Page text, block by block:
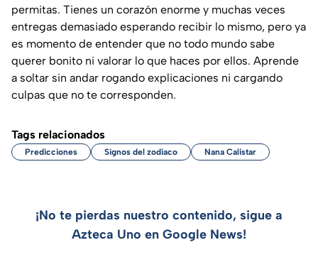
permitas. Tienes un corazón enorme y muchas veces
entregas demasiado esperando recibir lo mismo, pero ya
es momento de entender que no todo mundo sabe
querer bonito ni valorar lo que haces por ellos. Aprende
a soltar sin andar rogando explicaciones ni cargando
culpas que no te corresponden.
Tags relacionados
Predicciones Signos del zodiaco Nana Calistar
¡No te pierdas nuestro contenido, sigue a
Azteca Uno en Google News!